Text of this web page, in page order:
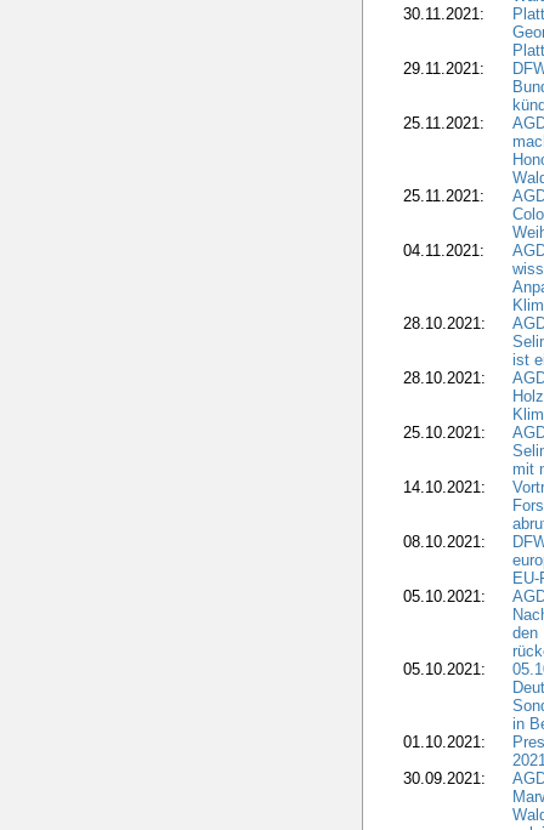
30.11.2021:
29.11.2021:
25.11.2021:
25.11.2021:
04.11.2021:
28.10.2021:
ist
28.10.2021:
25.10.2021:
mit
14.10.2021:
08.10.2021:
05.10.2021:
den
05.10.2021:
in
01.10.2021:
30.09.2021: